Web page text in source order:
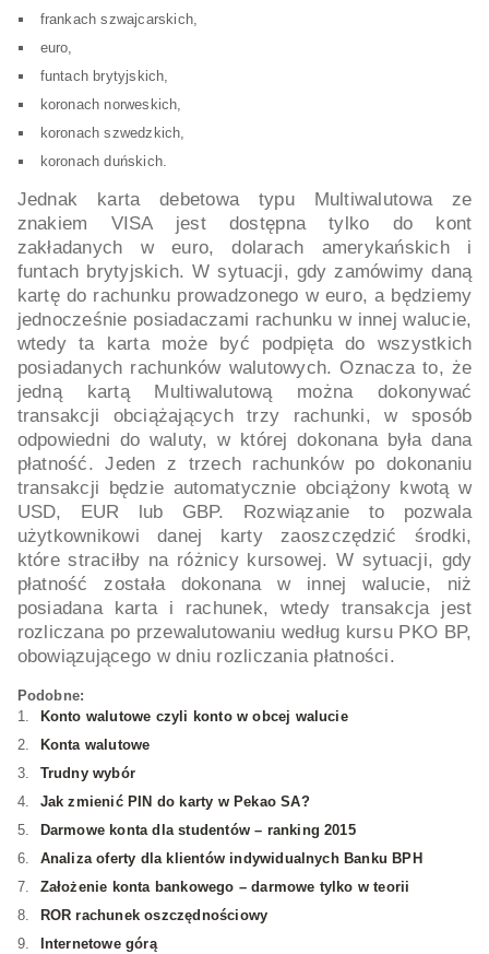
frankach szwajcarskich,
euro,
funtach brytyjskich,
koronach norweskich,
koronach szwedzkich,
koronach duńskich.
Jednak karta debetowa typu Multiwalutowa ze
znakiem VISA jest dostępna tylko do kont
zakładanych w euro, dolarach amerykańskich i
funtach brytyjskich. W sytuacji, gdy zamówimy daną
kartę do rachunku prowadzonego w euro, a będziemy
jednocześnie posiadaczami rachunku w innej walucie,
wtedy ta karta może być podpięta do wszystkich
posiadanych rachunków walutowych. Oznacza to, że
jedną kartą Multiwalutową można dokonywać
transakcji obciążających trzy rachunki, w sposób
odpowiedni do waluty, w której dokonana była dana
płatność. Jeden z trzech rachunków po dokonaniu
transakcji będzie automatycznie obciążony kwotą w
USD, EUR lub GBP. Rozwiązanie to pozwala
użytkownikowi danej karty zaoszczędzić środki,
które straciłby na różnicy kursowej. W sytuacji, gdy
płatność została dokonana w innej walucie, niż
posiadana karta i rachunek, wtedy transakcja jest
rozliczana po przewalutowaniu według kursu PKO BP,
obowiązującego w dniu rozliczania płatności.
Podobne:
Konto walutowe czyli konto w obcej walucie
Konta walutowe
Trudny wybór
Jak zmienić PIN do karty w Pekao SA?
Darmowe konta dla studentów – ranking 2015
Analiza oferty dla klientów indywidualnych Banku BPH
Założenie konta bankowego – darmowe tylko w teorii
ROR rachunek oszczędnościowy
Internetowe górą